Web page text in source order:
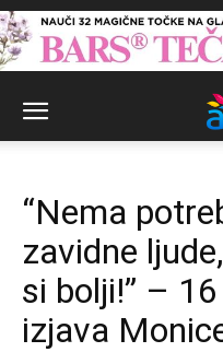
“Nema
zavidne
si bolji!” –
izjava